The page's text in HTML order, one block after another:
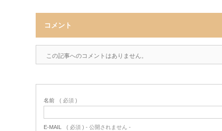
コメント
この記事へのコメントはありません。
名前 ( 必須 )
E-MAIL ( 必須 ) - 公開されません -